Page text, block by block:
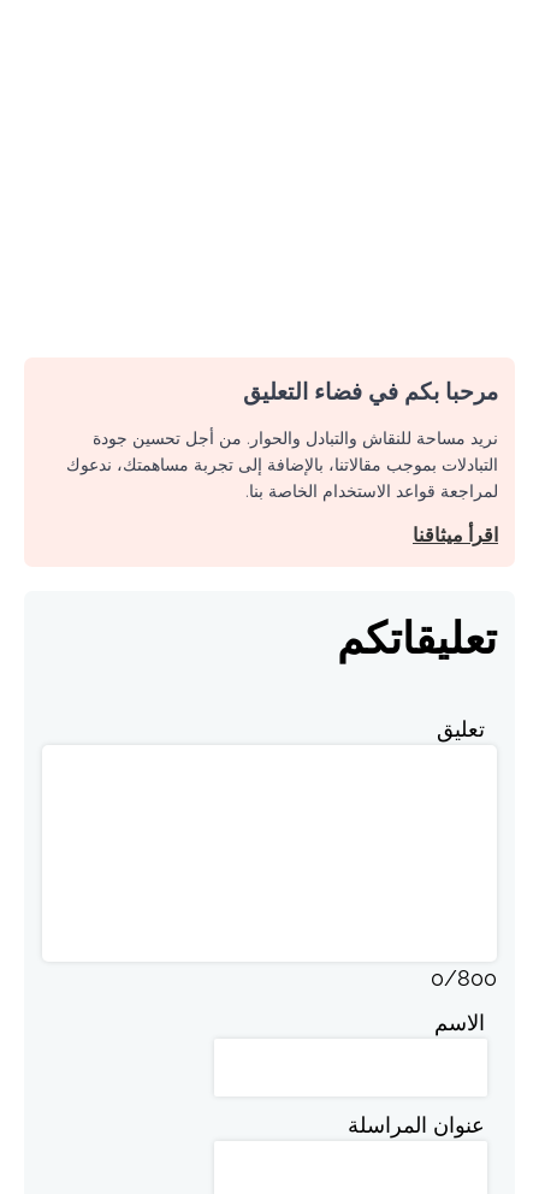
مرحبا بكم في فضاء التعليق
نريد مساحة للنقاش والتبادل والحوار. من أجل تحسين جودة
التبادلات بموجب مقالاتنا، بالإضافة إلى تجربة مساهمتك، ندعوك
لمراجعة قواعد الاستخدام الخاصة بنا.
اقرأ ميثاقنا
تعليقاتكم
تعليق
0/800
الاسم
عنوان المراسلة